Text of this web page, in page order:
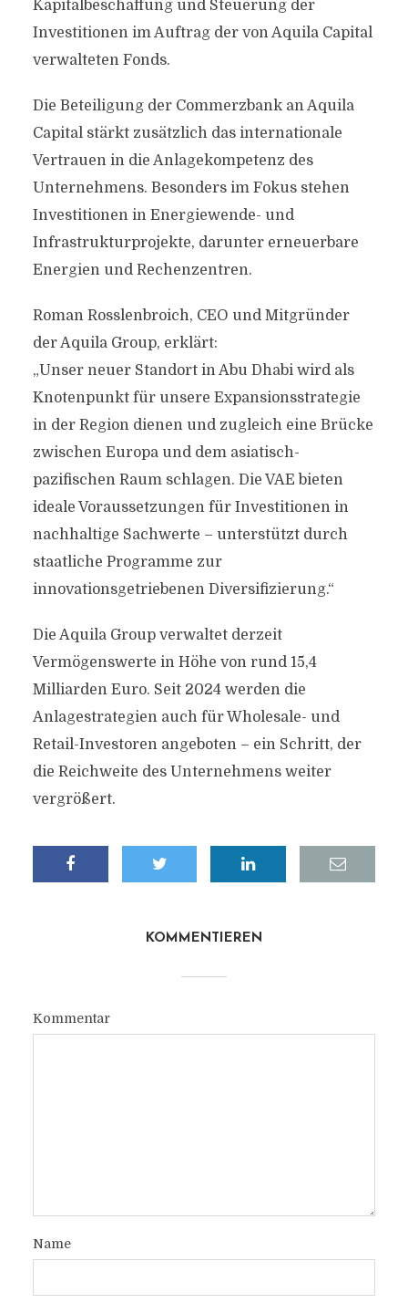
Kapitalbeschaffung und Steuerung der
Investitionen im Auftrag der von Aquila Capital
verwalteten Fonds.
Die Beteiligung der Commerzbank an Aquila
Capital stärkt zusätzlich das internationale
Vertrauen in die Anlagekompetenz des
Unternehmens. Besonders im Fokus stehen
Investitionen in Energiewende- und
Infrastrukturprojekte, darunter erneuerbare
Energien und Rechenzentren.
Roman Rosslenbroich, CEO und Mitgründer
der Aquila Group, erklärt:
„Unser neuer Standort in Abu Dhabi wird als
Knotenpunkt für unsere Expansionsstrategie
in der Region dienen und zugleich eine Brücke
zwischen Europa und dem asiatisch-
pazifischen Raum schlagen. Die VAE bieten
ideale Voraussetzungen für Investitionen in
nachhaltige Sachwerte – unterstützt durch
staatliche Programme zur
innovationsgetriebenen Diversifizierung.“
Die Aquila Group verwaltet derzeit
Vermögenswerte in Höhe von rund 15,4
Milliarden Euro. Seit 2024 werden die
Anlagestrategien auch für Wholesale- und
Retail-Investoren angeboten – ein Schritt, der
die Reichweite des Unternehmens weiter
vergrößert.
KOMMENTIEREN
Kommentar
Name